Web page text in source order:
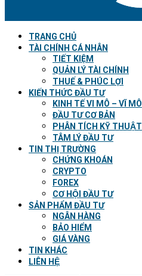
TRANG CHỦ
TÀI CHÍNH CÁ NHÂN
TIẾT KIỆM
QUẢN LÝ TÀI CHÍNH
THUẾ & PHÚC LỢI
KIẾN THỨC ĐẦU TƯ
KINH TẾ VI MÔ – VĨ MÔ
ĐẦU TƯ CƠ BẢN
PHÂN TÍCH KỸ THUẬT
TÂM LÝ ĐẦU TƯ
TIN THỊ TRƯỜNG
CHỨNG KHOÁN
CRYPTO
FOREX
CƠ HỘI ĐẦU TƯ
SẢN PHẨM ĐẦU TƯ
NGÂN HÀNG
BẢO HIỂM
GIÁ VÀNG
TIN KHÁC
LIÊN HỆ